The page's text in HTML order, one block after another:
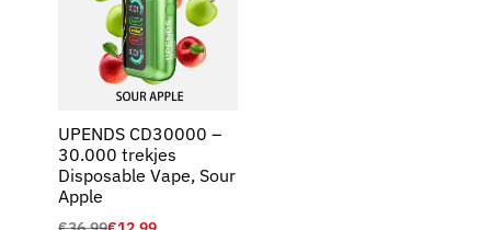
UPENDS CD30000 –
30.000 trekjes
Disposable Vape, Sour
Apple